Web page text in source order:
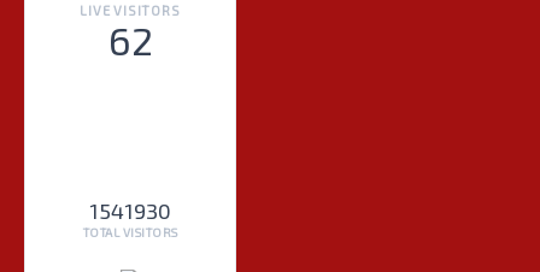
LIVE VISITORS
62
1541930
TOTAL VISITORS